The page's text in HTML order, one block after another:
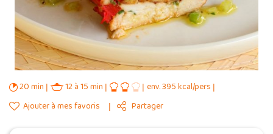
20 min 12 à 15 min
env. 395 kcal/pers
Ajouter à mes favoris
Partager